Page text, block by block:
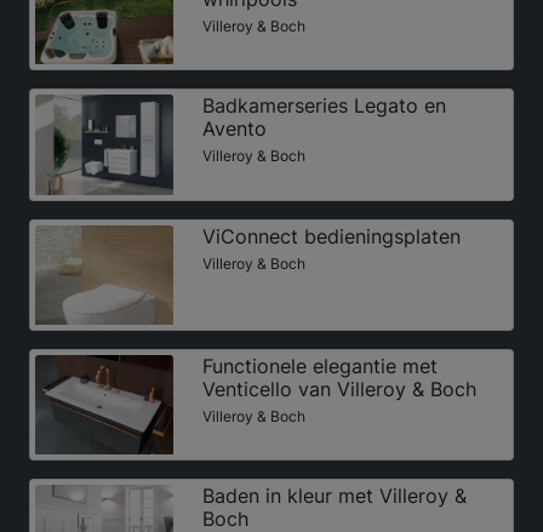
Villeroy & Boch
Badkamerseries Legato en
Avento
Villeroy & Boch
ViConnect bedieningsplaten
Villeroy & Boch
Functionele elegantie met
Venticello van Villeroy & Boch
Villeroy & Boch
Baden in kleur met Villeroy &
Boch